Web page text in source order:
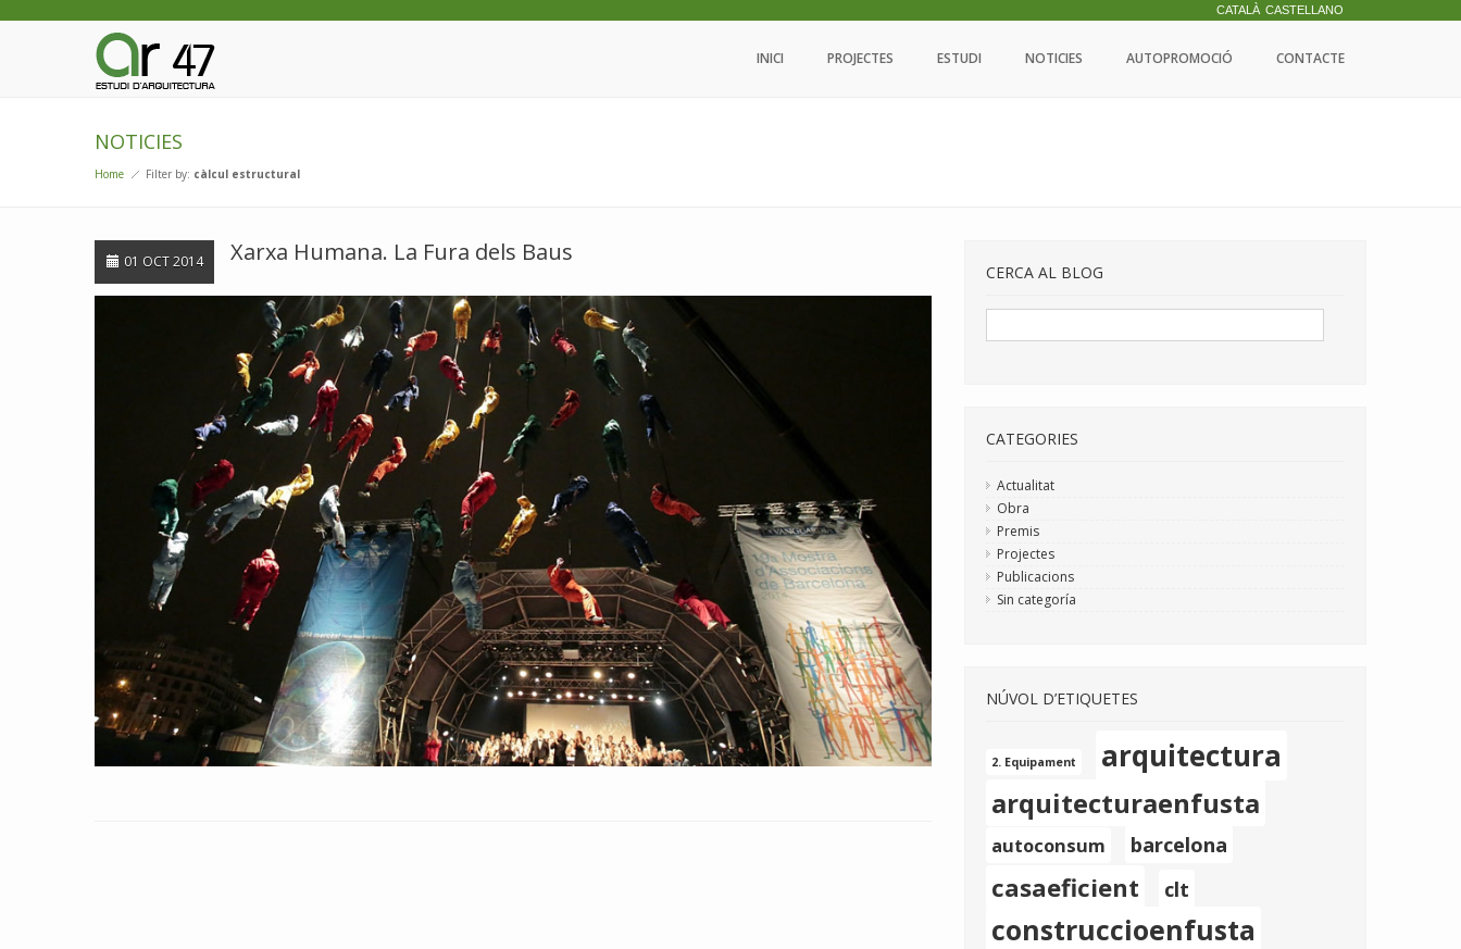
CATALÀ CASTELLANO
INICI PROJECTES ESTUDI NOTICIES AUTOPROMOCIÓ CONTACTE
NOTICIES
Home Filter by: càlcul estructural
01 OCT 2014 Xarxa Humana. La Fura dels Baus
CERCA AL BLOG
CATEGORIES
Actualitat
Obra
Premis
Projectes
Publicacions
Sin categoría
NÚVOL D’ETIQUETES
2. Equipament arquitectura
arquitecturaenfusta
autoconsum barcelona
casaeficient clt
construccioenfusta